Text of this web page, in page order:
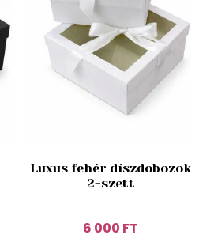
Luxus fehér díszdobozok
2-szett
6 000 FT